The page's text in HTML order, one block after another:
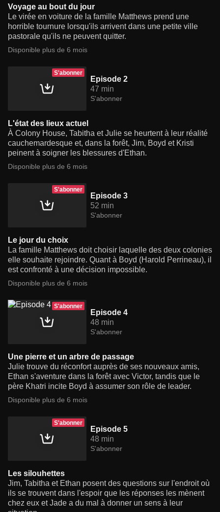
Voyage au bout du jour
Le virée en voiture de la famille Matthews prend une
horrible tournure lorsqu'ils arrivent dans une petite ville
pastorale qu'ils ne peuvent quitter.
Disponible plus de 6 mois
S'abonner
Episode 2
47 min
S'abonner
L'état des lieux actuel
À Colony House, Tabitha et Julie se heurtent à leur réalité
cauchemardesque et, dans la forêt, Jim, Boyd et Kristi
peinent à soigner les blessures d'Ethan.
Disponible plus de 6 mois
S'abonner
Episode 3
52 min
S'abonner
Le jour du choix
La famille Matthews doit choisir laquelle des deux colonies
elle souhaite rejoindre. Quant à Boyd (Harold Perrineau), il
est confronté à une décision impossible.
Disponible plus de 6 mois
S'abonner
Episode 4
48 min
S'abonner
Une pierre et un arbre de passage
Julie trouve du réconfort auprès de ses nouveaux amis,
Ethan s'aventure dans la forêt avec Victor, tandis que le
père Khatri incite Boyd à assumer son rôle de leader.
Disponible plus de 6 mois
S'abonner
Episode 5
48 min
S'abonner
Les silouhettes
Jim, Tabitha et Ethan posent des questions sur l'endroit où
ils se trouvent dans l'espoir que les réponses les mènent
chez eux et Jade a du mal à donner un sens à leur